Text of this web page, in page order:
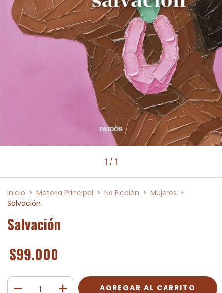
1 /1
Inicio > Materia Principal > No Ficción > Mujeres >
Salvación
Salvación
$99.000